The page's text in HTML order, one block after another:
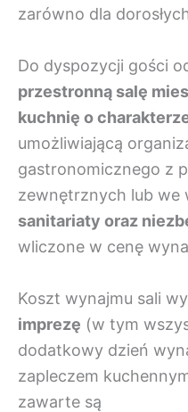
zarówno dla
Do dyspozycji gości
przestronną salę
kuchnię o
umożliwiającą
gastronomicznego z
zewnętrznych lub we
sanitariaty oraz
wliczone w cenę
Koszt wynajmu sali
imprezę (w tym
dodatkowy dzień
zapleczem
zawarte są